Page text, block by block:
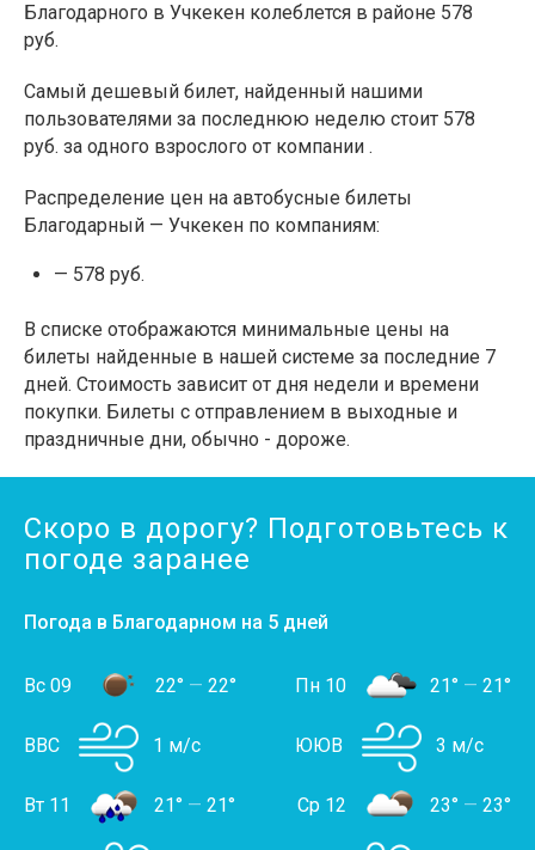
Благодарного в Учкекен колеблется в районе 578
руб.
Самый дешевый билет, найденный нашими
пользователями за последнюю неделю стоит 578
руб. за одного взрослого от компании .
Распределение цен на автобусные билеты
Благодарный — Учкекен по компаниям:
— 578 руб.
В списке отображаются минимальные цены на
билеты найденные в нашей системе за последние 7
дней. Стоимость зависит от дня недели и времени
покупки. Билеты с отправлением в выходные и
праздничные дни, обычно - дороже.
Скоро в дорогу? Подготовьтесь к
погоде заранее
Погода в Благодарном на 5 дней
Вс 09 22° — 22°
ВВС 1 м/с
Пн 10 21° — 21°
ЮЮВ 3 м/с
Вт 11 21° — 21° Ср 12 23° — 23°